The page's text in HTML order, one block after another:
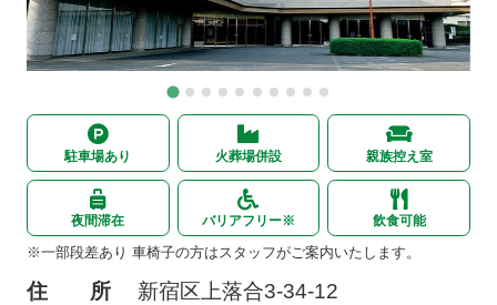
駐車場あり 火葬場併設 親族控え室
夜間滞在 バリアフリー※ 飲食可能
※一部段差あり 車椅子の方はスタッフがご案内いたします。
住 所
新宿区上落合3-34-12